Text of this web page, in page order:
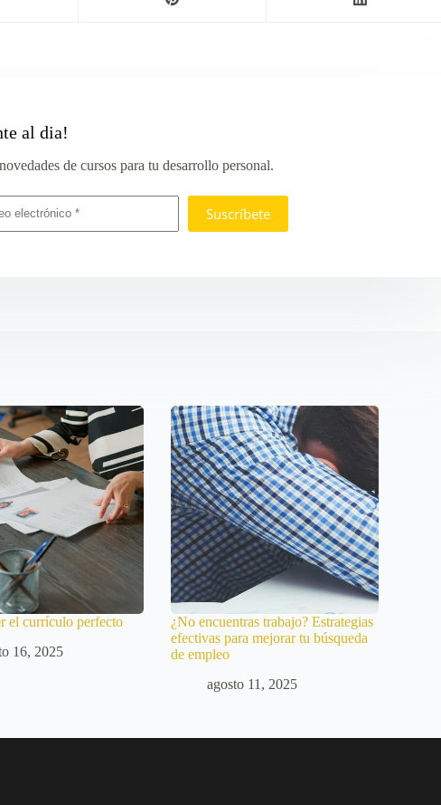
al dia!
de cursos para tu desarrollo personal.
Suscríbete
el currículo perfecto
16, 2025
¿No encuentras trabajo? Estrategias
efectivas para mejorar tu búsqueda
de empleo
agosto 11, 2025